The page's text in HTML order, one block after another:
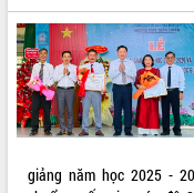
Lấy ý kiến điều chỉnh Quy
Đắk Lắk thời kỳ 2021-2030,
đến năm 2050
Phát động chiến dịch 30 ngày
giải phóng mặt bằng Tuyến
ven biển
Đắk Lắk nỗ lực thúc đẩy tăng
kinh tế từ 10% trở lên trong
giảng năm học 2025 -